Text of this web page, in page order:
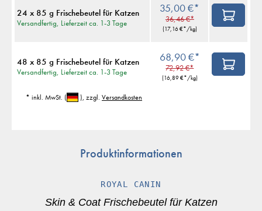
24 x 85 g Frischebeutel für Katzen
Versandfertig, Lieferzeit ca. 1-3 Tage
35,00 €*
36,46 €*
(17,16 €*/kg)
48 x 85 g Frischebeutel für Katzen
Versandfertig, Lieferzeit ca. 1-3 Tage
68,90 €*
72,92 €*
(16,89 €*/kg)
* inkl. MwSt. ( ), zzgl. Versandkosten
Produktinformationen
ROYAL CANIN
Skin & Coat Frischebeutel für Katzen